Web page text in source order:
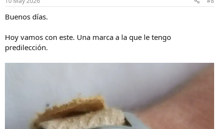
e
:
Buenos días.
Hoy vamos con este. Una marca a la que le tengo
predilección.